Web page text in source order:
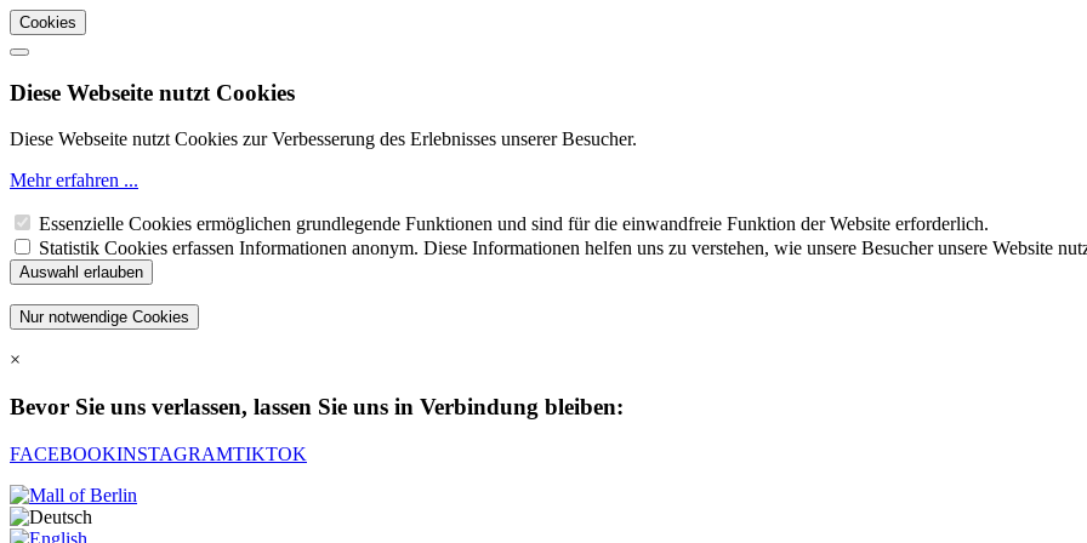
Cookies
Diese Webseite nutzt Cookies
Diese Webseite nutzt Cookies zur Verbesserung des Erlebnisses unserer Besucher.
Mehr erfahren ...
Essenzielle Cookies ermöglichen grundlegende Funktionen und sind für die einwandfreie Funktion der Website erforderlich.
Statistik Cookies erfassen Informationen anonym. Diese Informationen helfen uns zu verstehen, wie unsere Besucher unsere Website
×
Bevor Sie uns verlassen, lassen Sie uns in Verbindung bleiben:
FACEBOOKINSTAGRAMTIKTOK